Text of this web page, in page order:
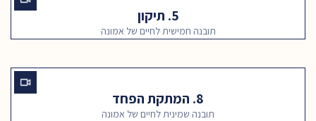
5. תיקון
תובנה חמישית לחיים של אמונה
8. המתקת הפחד
תובנה שמינית לחיים של אמונה